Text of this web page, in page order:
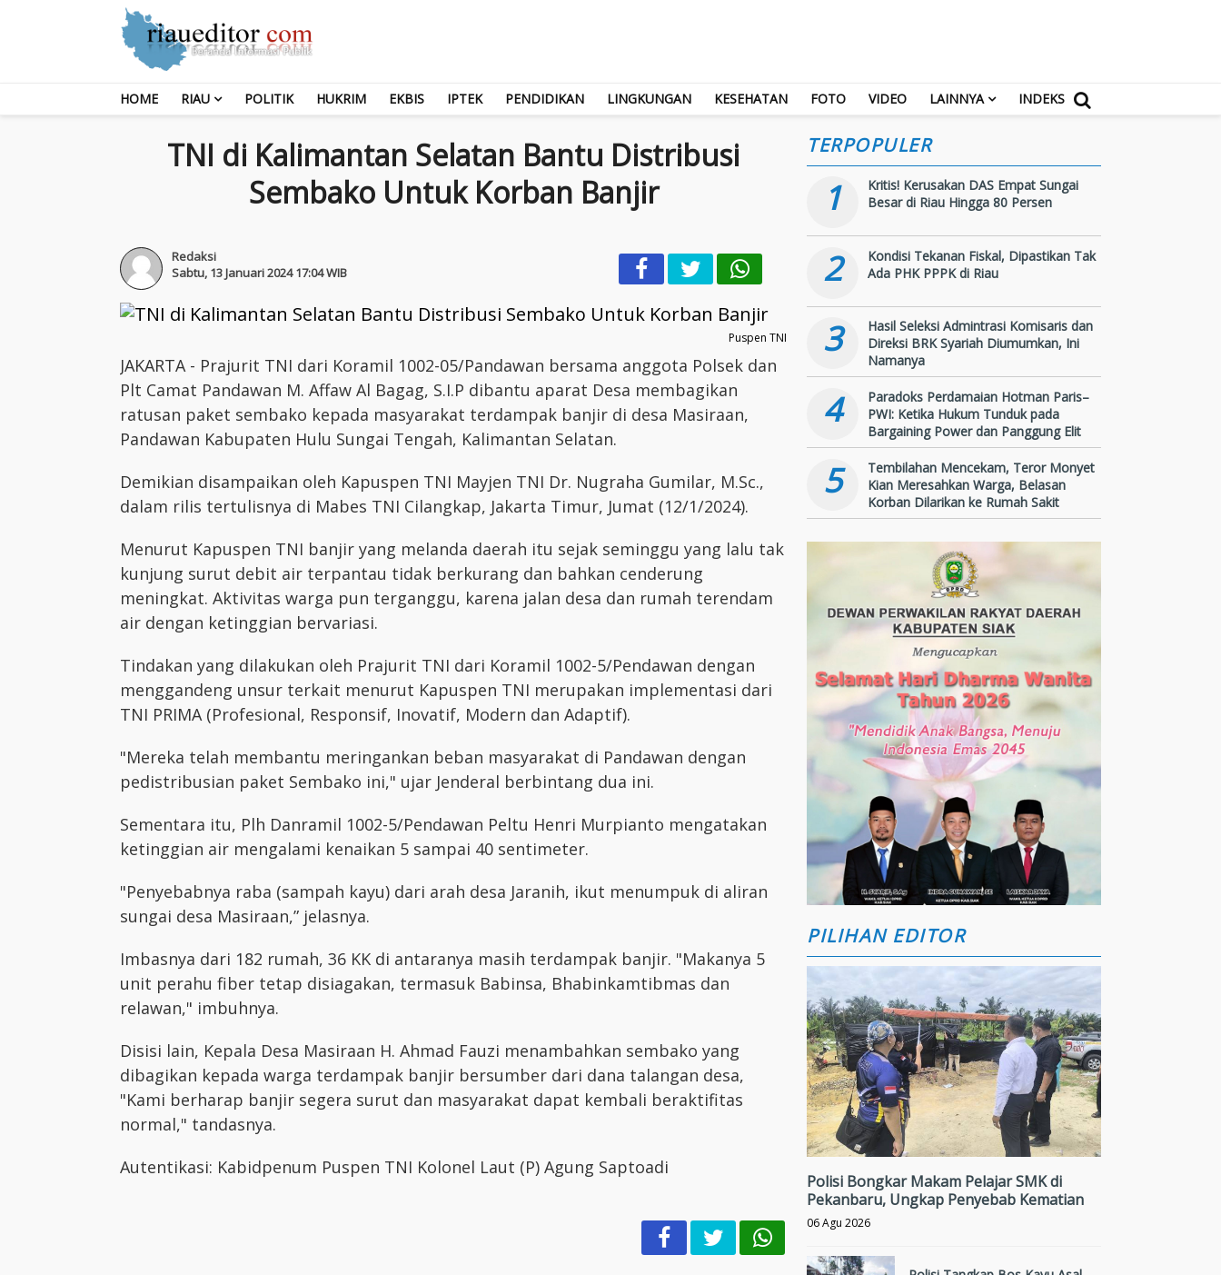
HOME RIAU POLITIK HUKRIM EKBIS IPTEK PENDIDIKAN LINGKUNGAN KESEHATAN FOTO VIDEO LAINNYA INDEKS
TNI di Kalimantan Selatan Bantu Distribusi
Sembako Untuk Korban Banjir
Redaksi
Sabtu, 13 Januari 2024 17:04 WIB
Puspen TNI
JAKARTA - Prajurit TNI dari Koramil 1002-05/Pandawan bersama anggota Polsek dan
Plt Camat Pandawan M. Affaw Al Bagag, S.I.P dibantu aparat Desa membagikan
ratusan paket sembako kepada masyarakat terdampak banjir di desa Masiraan,
Pandawan Kabupaten Hulu Sungai Tengah, Kalimantan Selatan.
Demikian disampaikan oleh Kapuspen TNI Mayjen TNI Dr. Nugraha Gumilar, M.Sc.,
dalam rilis tertulisnya di Mabes TNI Cilangkap, Jakarta Timur, Jumat (12/1/2024).
Menurut Kapuspen TNI banjir yang melanda daerah itu sejak seminggu yang lalu tak
kunjung surut debit air terpantau tidak berkurang dan bahkan cenderung
meningkat. Aktivitas warga pun terganggu, karena jalan desa dan rumah terendam
air dengan ketinggian bervariasi.
Tindakan yang dilakukan oleh Prajurit TNI dari Koramil 1002-5/Pendawan dengan
menggandeng unsur terkait menurut Kapuspen TNI merupakan implementasi dari
TNI PRIMA (Profesional, Responsif, Inovatif, Modern dan Adaptif).
"Mereka telah membantu meringankan beban masyarakat di Pandawan dengan
pedistribusian paket Sembako ini," ujar Jenderal berbintang dua ini.
Sementara itu, Plh Danramil 1002-5/Pendawan Peltu Henri Murpianto mengatakan
ketinggian air mengalami kenaikan 5 sampai 40 sentimeter.
"Penyebabnya raba (sampah kayu) dari arah desa Jaranih, ikut menumpuk di aliran
sungai desa Masiraan,” jelasnya.
Imbasnya dari 182 rumah, 36 KK di antaranya masih terdampak banjir. "Makanya 5
unit perahu fiber tetap disiagakan, termasuk Babinsa, Bhabinkamtibmas dan
relawan," imbuhnya.
Disisi lain, Kepala Desa Masiraan H. Ahmad Fauzi menambahkan sembako yang
dibagikan kepada warga terdampak banjir bersumber dari dana talangan desa,
"Kami berharap banjir segera surut dan masyarakat dapat kembali beraktifitas
normal," tandasnya.
Autentikasi: Kabidpenum Puspen TNI Kolonel Laut (P) Agung Saptoadi
TERPOPULER
1
Kritis! Kerusakan DAS Empat Sungai
Besar di Riau Hingga 80 Persen
2
Kondisi Tekanan Fiskal, Dipastikan Tak
Ada PHK PPPK di Riau
3
Hasil Seleksi Admintrasi Komisaris dan
Direksi BRK Syariah Diumumkan, Ini
Namanya
4
Paradoks Perdamaian Hotman Paris–
PWI: Ketika Hukum Tunduk pada
Bargaining Power dan Panggung Elit
5
Tembilahan Mencekam, Teror Monyet
Kian Meresahkan Warga, Belasan
Korban Dilarikan ke Rumah Sakit
PILIHAN EDITOR
Polisi Bongkar Makam Pelajar SMK di
Pekanbaru, Ungkap Penyebab Kematian
06 Agu 2026